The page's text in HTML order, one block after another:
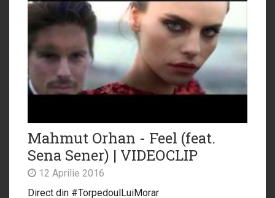
Mahmut Orhan - Feel (feat.
Sena Sener) | VIDEOCLIP
12 Aprilie 2016
Direct din #TorpedoulLuiMorar